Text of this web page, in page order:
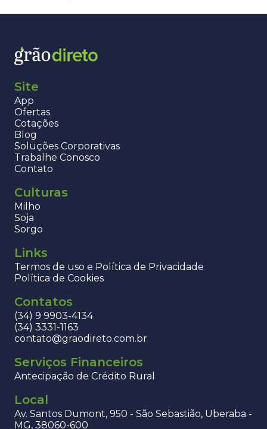
Site
App
Ofertas
Cotações
Blog
Soluções Corporativas
Trabalhe Conosco
Contato
Culturas
Milho
Soja
Sorgo
Links
Termos de uso e Política de Privacidade
Política de Cookies
Contatos
(34) 9 9903-4134
(34) 3331-1163
contato@graodireto.com.br
Serviços Financeiros
Antecipação de Crédito Rural
Local
Av. Santos Dumont, 950 - São Sebastião, Uberaba -
MG, 38060-600